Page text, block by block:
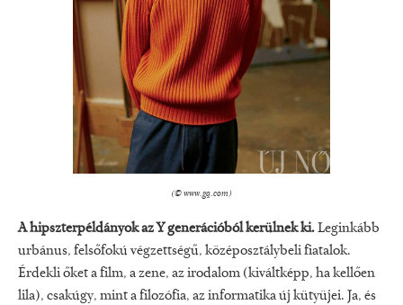
(© www.gq.com)
A hipszterpéldányok az Y generációból kerülnek ki.Leginkább
urbánus, felsőfokú végzettségű, középosztálybeli fiatalok.
Érdekli őket a film, a zene, az irodalom (kiváltképp, ha kellően
lila), csakúgy, mint a filozófia, az informatika új kütyüjei. Ja, és